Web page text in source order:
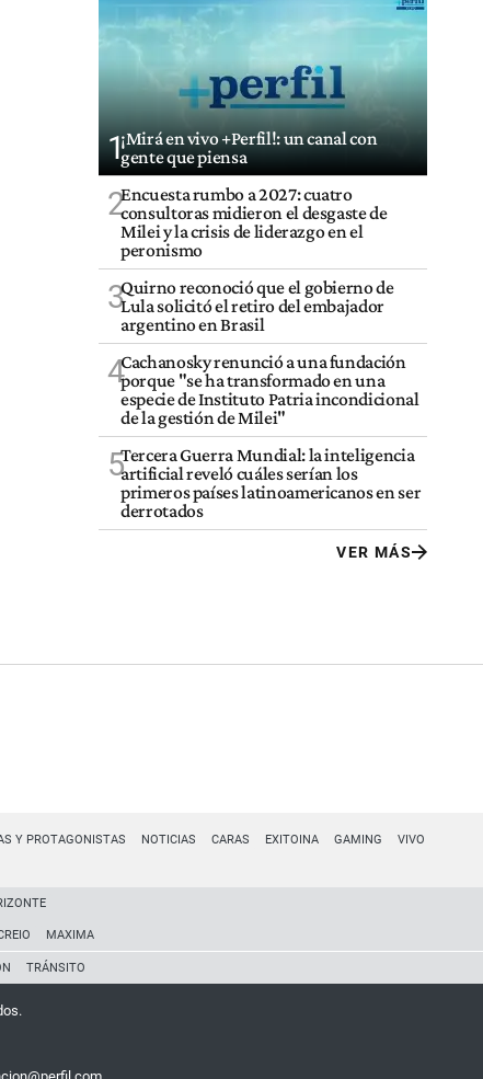
1¡Mirá en vivo +Perfil!: un canal con
gente que piensa
2Encuesta rumbo a 2027: cuatro
consultoras midieron el desgaste de
Milei y la crisis de liderazgo en el
peronismo
3Quirno reconoció que el gobierno de
Lula solicitó el retiro del embajador
argentino en Brasil
4Cachanosky renunció a una fundación
porque "se ha transformado en una
especie de Instituto Patria incondicional
de la gestión de Milei"
5Tercera Guerra Mundial: la inteligencia
artificial reveló cuáles serían los
primeros países latinoamericanos en ser
derrotados
VER MÁS
Y PROTAGONISTAS NOTICIAS CARAS EXITOINA GAMING VIVO
MAXIMA
TRÁNSITO